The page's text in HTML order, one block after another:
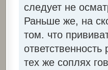
следует не
Раньше же, на
том. что
тех же соплях